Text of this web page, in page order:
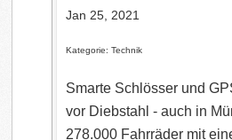
Jan 25, 2021
Kategorie: Technik
Smarte Schlösser und
vor Diebstahl - auch in
278.000 Fahrräder mit